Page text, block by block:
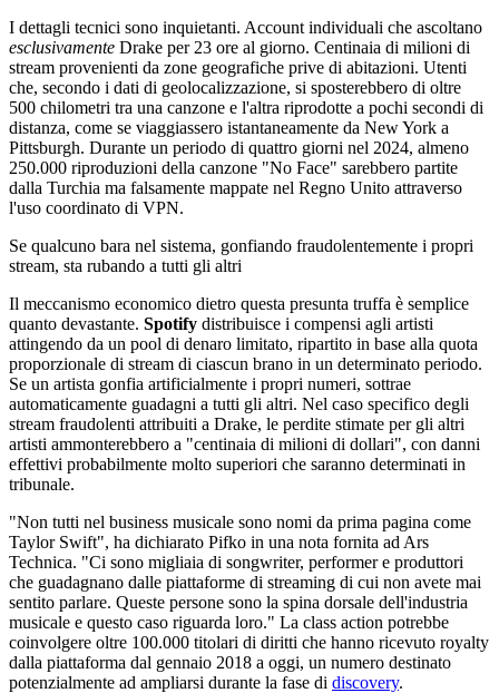
I dettagli tecnici sono inquietanti. Account individuali che ascoltano
esclusivamente Drake per 23 ore al giorno. Centinaia di milioni di
stream provenienti da zone geografiche prive di abitazioni. Utenti
che, secondo i dati di geolocalizzazione, si sposterebbero di oltre
500 chilometri tra una canzone e l'altra riprodotte a pochi secondi di
distanza, come se viaggiassero istantaneamente da New York a
Pittsburgh. Durante un periodo di quattro giorni nel 2024, almeno
250.000 riproduzioni della canzone "No Face" sarebbero partite
dalla Turchia ma falsamente mappate nel Regno Unito attraverso
l'uso coordinato di VPN.
Se qualcuno bara nel sistema, gonfiando fraudolentemente i propri
stream, sta rubando a tutti gli altri
Il meccanismo economico dietro questa presunta truffa è semplice
quanto devastante. Spotify distribuisce i compensi agli artisti
attingendo da un pool di denaro limitato, ripartito in base alla quota
proporzionale di stream di ciascun brano in un determinato periodo.
Se un artista gonfia artificialmente i propri numeri, sottrae
automaticamente guadagni a tutti gli altri. Nel caso specifico degli
stream fraudolenti attribuiti a Drake, le perdite stimate per gli altri
artisti ammonterebbero a "centinaia di milioni di dollari", con danni
effettivi probabilmente molto superiori che saranno determinati in
tribunale.
"Non tutti nel business musicale sono nomi da prima pagina come
Taylor Swift", ha dichiarato Pifko in una nota fornita ad Ars
Technica. "Ci sono migliaia di songwriter, performer e produttori
che guadagnano dalle piattaforme di streaming di cui non avete mai
sentito parlare. Queste persone sono la spina dorsale dell'industria
musicale e questo caso riguarda loro." La class action potrebbe
coinvolgere oltre 100.000 titolari di diritti che hanno ricevuto royalty
dalla piattaforma dal gennaio 2018 a oggi, un numero destinato
potenzialmente ad ampliarsi durante la fase di discovery.